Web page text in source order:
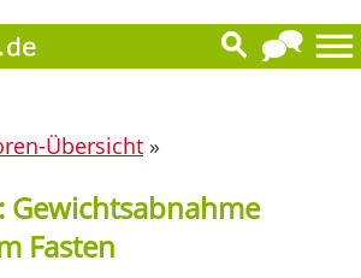
Übersicht »
Gewichtsabnahme
Fasten